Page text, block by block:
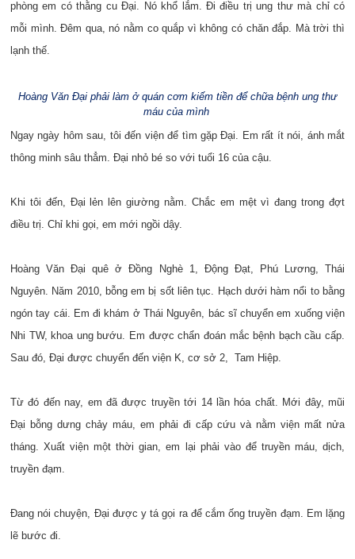
phòng em có thằng cu Đại. Nó khổ lắm. Đi điều trị ung thư mà chỉ có
mỗi mình. Đêm qua, nó nằm co quắp vì không có chăn đắp. Mà trời thì
lạnh thế.
Hoàng Văn Đại phải làm ở quán cơm kiếm tiền để chữa bệnh ung thư
máu của mình
Ngay ngày hôm sau, tôi đến viện để tìm gặp Đại. Em rất ít nói, ánh mắt
thông minh sâu thẳm. Đại nhỏ bé so với tuổi 16 của cậu.
Khi tôi đến, Đại lẻn lên giường nằm. Chắc em mệt vì đang trong đợt
điều trị. Chỉ khi gọi, em mới ngồi dậy.
Hoàng Văn Đại quê ở Đồng Nghè 1, Động Đạt, Phú Lương, Thái
Nguyên. Năm 2010, bỗng em bị sốt liên tục. Hạch dưới hàm nổi to bằng
ngón tay cái. Em đi khám ở Thái Nguyên, bác sĩ chuyển em xuống viện
Nhi TW, khoa ung bướu. Em được chẩn đoán mắc bệnh bạch cầu cấp.
Sau đó, Đại được chuyển đến viện K, cơ sở 2, Tam Hiệp.
Từ đó đến nay, em đã được truyền tới 14 lần hóa chất. Mới đây, mũi
Đại bỗng dưng chảy máu, em phải đi cấp cứu và nằm viện mất nửa
tháng. Xuất viện một thời gian, em lại phải vào để truyền máu, dịch,
truyền đạm.
Đang nói chuyện, Đại được y tá gọi ra để cắm ống truyền đạm. Em lặng
lẽ bước đi.